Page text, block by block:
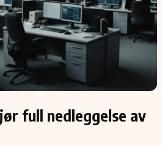
Cookiepolicy
Retningslinjer for rettelser
Redaksjonell policy
full nedleggelse av